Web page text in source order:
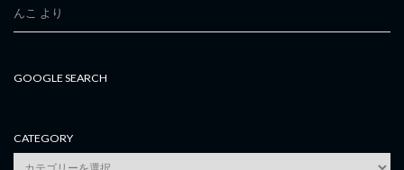
んこ より
GOOGLE SEARCH
CATEGORY
category